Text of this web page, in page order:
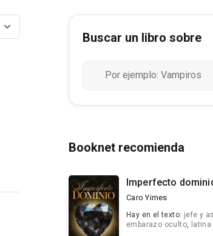
Buscar un libro sobre
Booknet recomienda
Imperfecto
Caro Yimes
Hay en el texto: jefe y
embarazo oculto,